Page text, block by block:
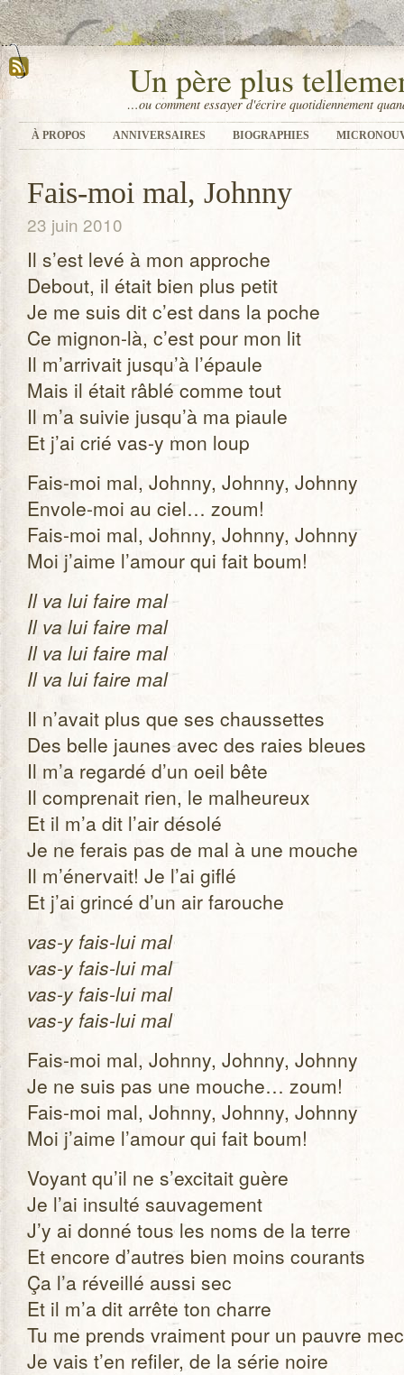
Un père plus
…ou comment essayer d'écrire quotidiennement
À PROPOS ANNIVERSAIRES BIOGRAPHIES
Fais-moi mal, Johnny
23 juin 2010
Il s’est levé à mon approche
Debout, il était bien plus petit
Je me suis dit c’est dans la poche
Ce mignon-là, c’est pour mon lit
Il m’arrivait jusqu’à l’épaule
Mais il était râblé comme tout
Il m’a sui­vie jusqu’à ma piaule
Et j’ai crié vas-y mon loup
Fais-moi mal, Johnny, Johnny, Johnny
Envole-moi au ciel… zoum!
Fais-moi mal, Johnny, Johnny, Johnny
Moi j’aime l’amour qui fait boum!
Il va lui faire mal
Il va lui faire mal
Il va lui faire mal
Il va lui faire mal
Il n’avait plus que ses chaus­settes
Des belle jaunes avec des raies bleues
Il m’a regardé d’un oeil bête
Il com­pre­nait rien, le mal­heu­reux
Et il m’a dit l’air désolé
Je ne ferais pas de mal à une mouche
Il m’énervait! Je l’ai giflé
Et j’ai grincé d’un air farouche
vas-y fais-lui mal
vas-y fais-lui mal
vas-y fais-lui mal
vas-y fais-lui mal
Fais-moi mal, Johnny, Johnny, Johnny
Je ne suis pas une mouche… zoum!
Fais-moi mal, Johnny, Johnny, Johnny
Moi j’aime l’amour qui fait boum!
Voyant qu’il ne s’excitait guère
Je l’ai insulté sau­va­ge­ment
J’y ai donné tous les noms de la terre
Et encore d’autres bien moins cou­rants
Ça l’a réveillé aussi sec
Et il m’a dit arrête ton charre
Tu me prends vrai­ment pour un pauvre mec
Je vais t’en refi­ler, de la série noire